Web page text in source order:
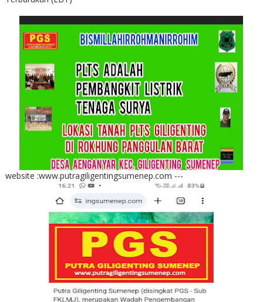
website :www.putragiligentingsumenep.com ---